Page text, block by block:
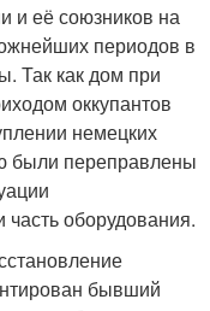
и её союзников на
периодов в
Так как дом при
оккупантов
немецких
были переправлены
часть оборудования.
бывший